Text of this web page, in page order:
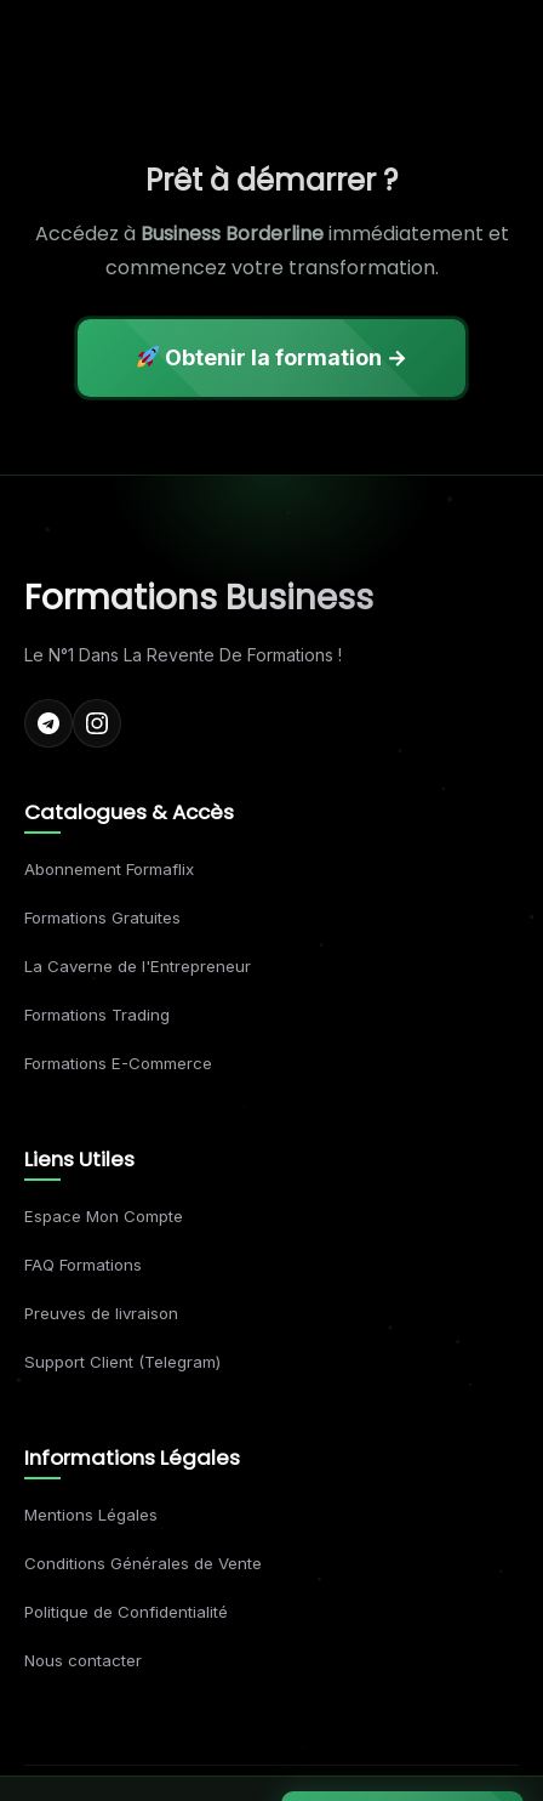
Prêt à démarrer ?
Accédez à Business Borderlineimmédiatement et
commencez votre transformation.
Obtenir la formation →
Formations Business
Le N°1 Dans La Revente De Formations !
Catalogues & Accès
Abonnement Formaflix
Formations Gratuites
La Caverne de l'Entrepreneur
Formations Trading
Formations E-Commerce
Liens Utiles
Espace Mon Compte
FAQ Formations
Preuves de livraison
Support Client (Telegram)
Informations Légales
Mentions Légales
Conditions Générales de Vente
Politique de Confidentialité
Nous contacter